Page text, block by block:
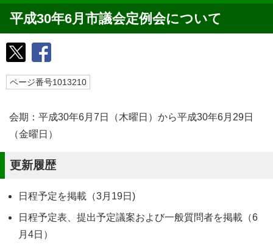
平成30年6月市議会定例会について
ページ番号1013210
会期：平成30年6月7日（木曜日）から平成30年6月29日
（金曜日）
更新履歴
日程予定を掲載（3月19日)
日程予定表、提出予定議案および一般質問者を掲載（6
月4日）